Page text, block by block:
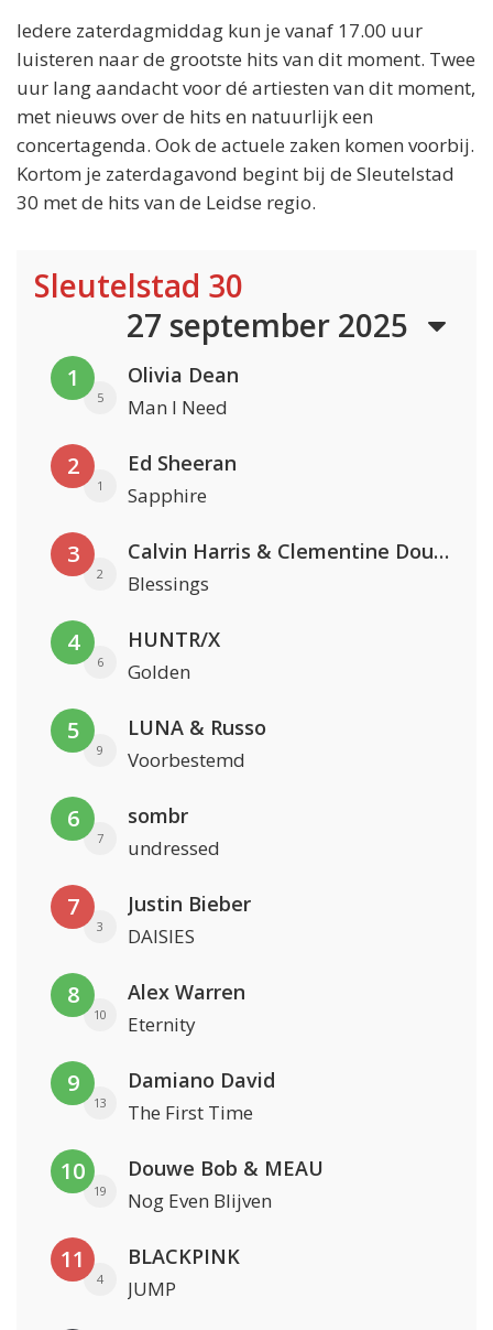
Iedere zaterdagmiddag kun je vanaf 17.00 uur
luisteren naar de grootste hits van dit moment. Twee
uur lang aandacht voor dé artiesten van dit moment,
met nieuws over de hits en natuurlijk een
concertagenda. Ook de actuele zaken komen voorbij.
Kortom je zaterdagavond begint bij de Sleutelstad
30 met de hits van de Leidse regio.
Sleutelstad 30
27 september 2025
1
5
Olivia Dean
Man I Need
2
1
Ed Sheeran
Sapphire
3
2
Calvin Harris & Clementine Douglas
Blessings
4
6
HUNTR/X
Golden
5
9
LUNA & Russo
Voorbestemd
6
7
sombr
undressed
7
3
Justin Bieber
DAISIES
8
10
Alex Warren
Eternity
9
13
Damiano David
The First Time
10
19
Douwe Bob & MEAU
Nog Even Blijven
11
4
BLACKPINK
JUMP